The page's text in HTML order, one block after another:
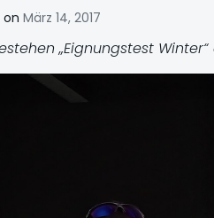
on März 14, 2017
„Eignungstest